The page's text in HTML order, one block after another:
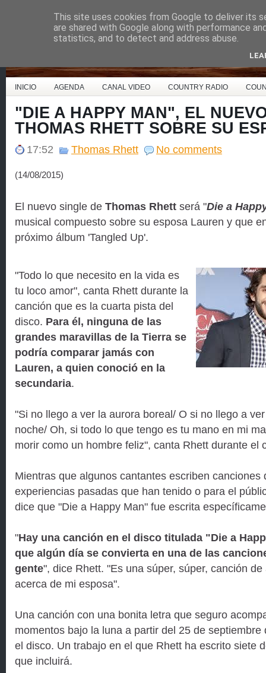
Country Music España
INICIO AGENDA CANAL VIDEO COUNTRY RADIO
"DIE A HAPPY MAN", EL
THOMAS RHETT SOBRE SU
17:52 Thomas Rhett No comments
(14/08/2015)
El nuevo single de Thomas Rhett será "Die a
musical compuesto sobre su esposa Lauren y que
próximo álbum 'Tangled Up'.
"Todo lo que necesito en la vida es
tu loco amor", canta Rhett durante la
canción que es la cuarta pista del
disco. Para él, ninguna de las
grandes maravillas de la Tierra se
podría comparar jamás con
Lauren, a quien conoció en la
secundaria.
"Si no llego a ver la aurora boreal/ O si no llego a
noche/ Oh, si todo lo que tengo es tu mano en mi
morir como un hombre feliz", canta Rhett durante el
Mientras que algunos cantantes escriben canciones
experiencias pasadas que han tenido o para el
dice que "Die a Happy Man" fue escrita
"Hay una canción en el disco titulada "Die a
que algún día se convierta en una de las
gente", dice Rhett. "Es una súper, súper, canción
acerca de mi esposa".
Una canción con una bonita letra que seguro
momentos bajo la luna a partir del 25 de
el disco. Un trabajo en el que Rhett ha escrito siete
que incluirá.
This site uses cookies from Google to deliver its
are shared with Google along with performance
statistics, and to detect and address abuse.